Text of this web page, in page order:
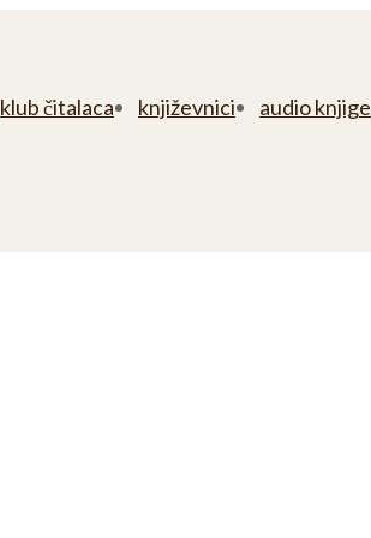
klub čitalaca književnici audio knjige